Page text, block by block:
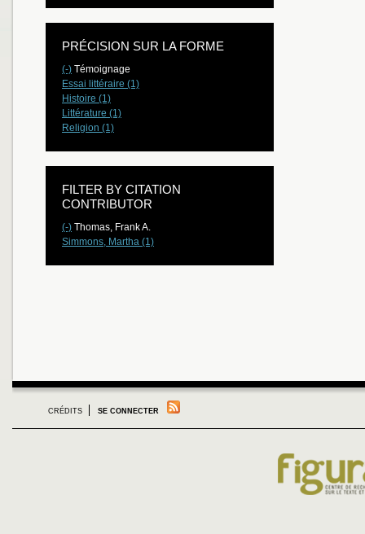
PRÉCISION SUR LA FORME
(-) Témoignage
Essai littéraire (1)
Histoire (1)
Littérature (1)
Religion (1)
FILTER BY CITATION
CONTRIBUTOR
(-) Thomas, Frank A.
Simmons, Martha (1)
CRÉDITS SE CONNECTER